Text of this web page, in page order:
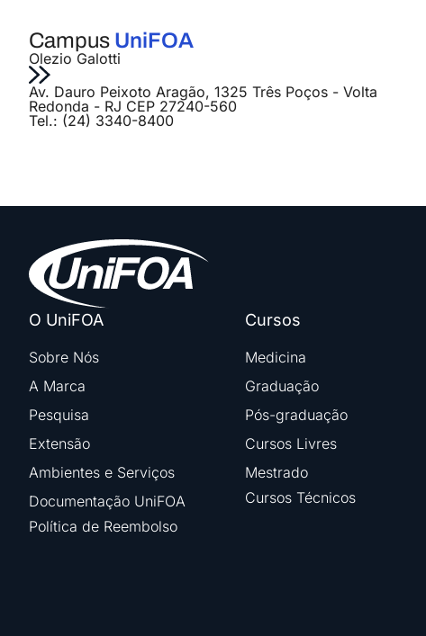
Campus UniFOA
Olezio Galotti
Av. Dauro Peixoto Aragão, 1325 Três Poços - Volta
Redonda - RJ CEP 27240-560
Tel.: (24) 3340-8400
O UniFOA
Sobre Nós
A Marca
Pesquisa
Extensão
Ambientes e Serviços
Documentação UniFOA
Política de Reembolso
Cursos
Medicina
Graduação
Pós-graduação
Cursos Livres
Mestrado
Cursos Técnicos